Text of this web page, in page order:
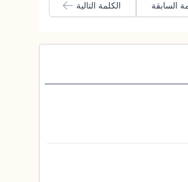
السابقة الكلمة التالية